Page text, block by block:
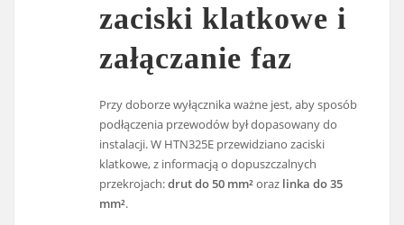
zaciski klatkowe i
załączanie faz
Przy doborze wyłącznika ważne jest, aby sposób
podłączenia przewodów był dopasowany do
instalacji. W HTN325E przewidziano zaciski
klatkowe, z informacją o dopuszczalnych
przekrojach:drut do 50 mm²oraz linka do 35
mm².